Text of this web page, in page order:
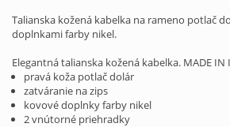
Talianska kožená kabelka na rameno potlač
doplnkami farby nikel.
Elegantná talianska kožená kabelka. MADE IN
pravá koža potlač dolár
zatváranie na zips
kovové doplnky farby nikel
2 vnútorné priehradky